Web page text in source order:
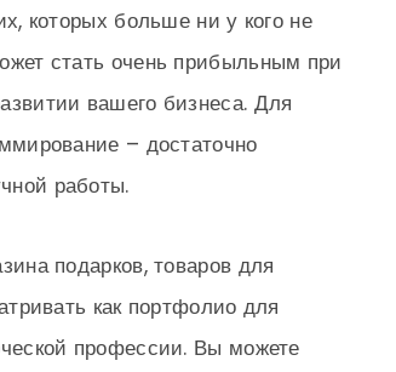
которых больше ни у кого не
стать очень прибыльным при
вашего бизнеса. Для
– достаточно
работы.
подарков, товаров для
как портфолио для
профессии. Вы можете